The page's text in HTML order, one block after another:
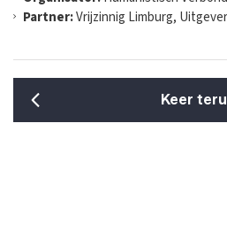
Partner:Vrijzinnig Limburg,
Keer